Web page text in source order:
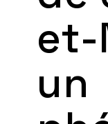
professionnelle
et-
un